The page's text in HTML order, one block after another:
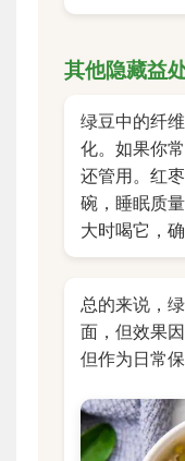
其他隐藏益
绿豆中的纤
化。如果你
还管用。红
碗，睡眠质
大时喝它，
总的来说，
面，但效果
但作为日常